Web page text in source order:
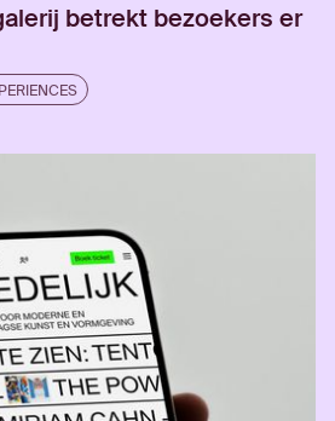
betrekt bezoekers er